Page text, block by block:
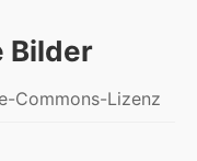
Bilder
Commons-Lizenz